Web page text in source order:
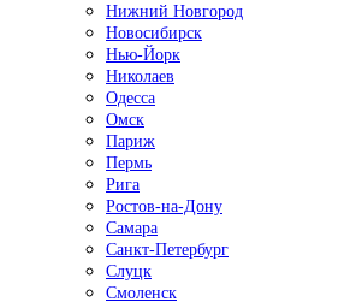
Нижний Новгород
Новосибирск
Нью-Йорк
Николаев
Одесса
Омск
Париж
Пермь
Рига
Ростов-на-Дону
Самара
Санкт-Петербург
Слуцк
Смоленск